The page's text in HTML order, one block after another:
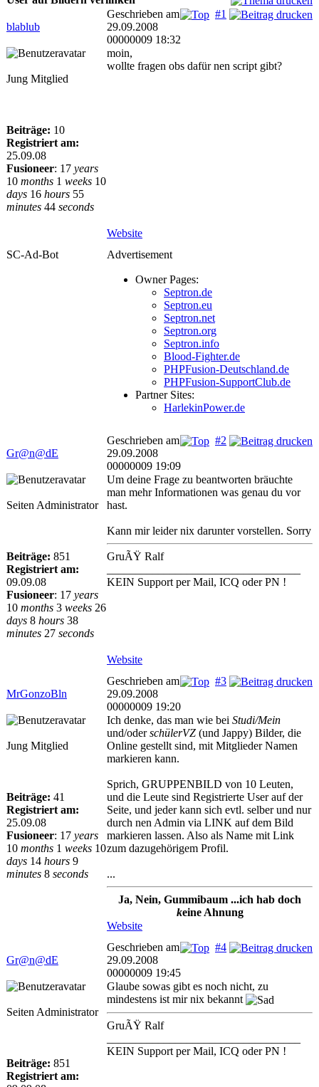
blablub
#1
Geschrieben am
29.09.2008
00000009 18:32
Jung Mitglied
Beiträge: 10
Registriert am:
25.09.08
Fusioneer: 17 years
10 months 1 weeks 10
days 16 hours 55
minutes 44 seconds
moin,
wollte fragen obs dafür nen script gibt?
Website
SC-Ad-Bot
Advertisement
Owner Pages:
Septron.de
Septron.eu
Septron.net
Septron.org
Septron.info
Blood-Fighter.de
PHPFusion-Deutschland.de
PHPFusion-SupportClub.de
Partner Sites:
HarlekinPower.de
Gr@n@dE
#2
Geschrieben am
29.09.2008
00000009 19:09
Seiten Administrator
Beiträge: 851
Registriert am:
09.09.08
Fusioneer: 17 years
10 months 3 weeks 26
days 8 hours 38
minutes 27 seconds
Um deine Frage zu beantworten bräuchte
man mehr Informationen was genau du vor
hast.
Kann mir leider nix darunter vorstellen. Sorry
GruÃŸ Ralf
KEIN Support per Mail, ICQ oder PN !
Website
MrGonzoBln
#3
Geschrieben am
29.09.2008
00000009 19:20
Jung Mitglied
Beiträge: 41
Registriert am:
25.09.08
Fusioneer: 17 years
10 months 1 weeks 10
days 14 hours 9
minutes 8 seconds
Ich denke, das man wie bei Studi/Mein
und/oderschülerVZ (und Jappy) Bilder, die
Online gestellt sind, mit Mitglieder Namen
markieren kann.
Sprich, GRUPPENBILD von 10 Leuten,
und die Leute sind Registrierte User auf der
Seite, und jeder kann sich evtl. selber und nur
durch nen Admin via LINK auf dem Bild
markieren lassen. Also als Name mit Link
zum dazugehörigem Profil.
...
Ja, Nein, Gummibaum ...ich hab doch
keine Ahnung
Website
Gr@n@dE
#4
Geschrieben am
29.09.2008
00000009 19:45
Seiten Administrator
Beiträge: 851
Registriert am:
Glaube sowas gibt es noch nicht, zu
mindestens ist mir nix bekannt
GruÃŸ Ralf
KEIN Support per Mail, ICQ oder PN !